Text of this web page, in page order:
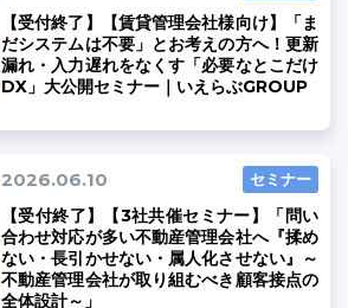
【受付終了】【賃貸管理会社様向け】「ま
だシステムは不要」とお考えの方へ！更新
漏れ・入力遅れをなくす「必要なとこだけ
DX」大公開セミナー｜いえらぶGROUP
2026.06.10 セミナー
【受付終了】【3社共催セミナー】「問い
合わせ対応が多い不動産管理会社へ『揉め
ない・長引かせない・属人化させない』～
不動産管理会社が取り組むべき顧客接点の
全体設計～」